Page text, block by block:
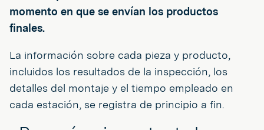
momento en que se envían los productos
finales.
La información sobre cada pieza y producto,
incluidos los resultados de la inspección, los
detalles del montaje y el tiempo empleado en
cada estación, se registra de principio a fin.